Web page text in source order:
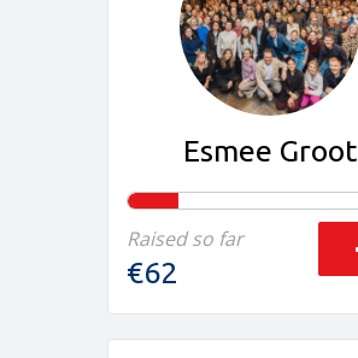
Esmee Groot
Raised so far
€62